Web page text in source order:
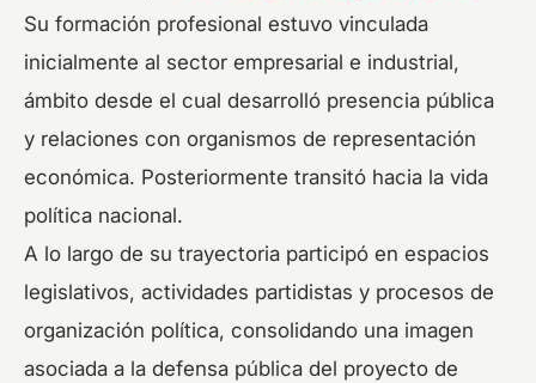
Su formación profesional estuvo vinculada
inicialmente al sector empresarial e industrial,
ámbito desde el cual desarrolló presencia pública
y relaciones con organismos de representación
económica. Posteriormente transitó hacia la vida
política nacional.
A lo largo de su trayectoria participó en espacios
legislativos, actividades partidistas y procesos de
organización política, consolidando una imagen
asociada a la defensa pública del proyecto de